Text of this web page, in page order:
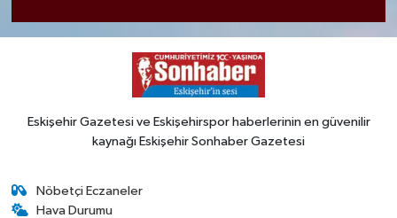
Eskişehir Gazetesi ve Eskişehirspor haberlerinin en güvenilir
kaynağı Eskişehir Sonhaber Gazetesi
Nöbetçi Eczaneler
Hava Durumu